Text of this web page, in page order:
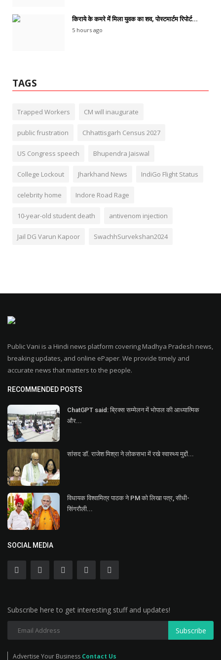
किराये के कमरे में मिला युवक का शव, पोस्टमार्टम रिपोर्ट...
5 hours ago
TAGS
Trapped Workers CM will inaugurate
public frustration Chhattisgarh Census 2027
US Congress speech Bhupendra Jaiswal
College Lockout Jharkhand News IndiGo Flight Status
celebrity home Indore Road Rage
10-year-old student death antivenom injection
Jail DG Varun Kapoor SwachhSurvekshan2024
Public Vani is a Hindi news platform covering Madhya Pradesh news,
breaking updates, and online ePaper. We provide timely and
accurate news that matters to the people.
RECOMMENDED POSTS
ChatGPT said: ब्रिक्स सम्मेलन में भोपाल की आध्यात्मिक
और...
सांसद डॉ. राजेश मिश्रा ने लोकसभा में रखे स्वास्थ्य मुद्दों...
विधायक विश्वामित्र पाठक ने PM को लिखा पत्र, सीधी-
सिंगरौली...
SOCIAL MEDIA
Subscribe here to get interesting stuff and updates!
Subscribe
Advertise Your Business Contact Us